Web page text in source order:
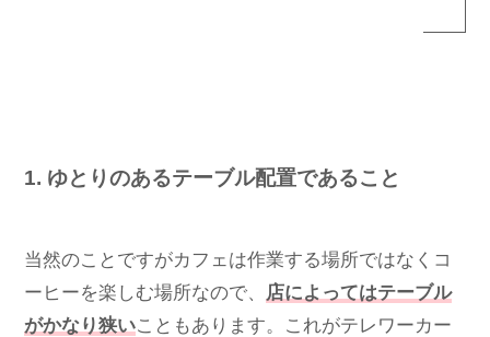
1. ゆとりのあるテーブル配置であること
当然のことですがカフェは作業する場所ではなくコ
ーヒーを楽しむ場所なので、 店によってはテーブル
がかなり狭いこともあります。これがテレワーカー